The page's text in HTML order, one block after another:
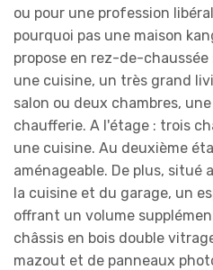
ou pour une profession
pourquoi pas une maison
propose en rez-de-
une cuisine, un très grand
salon ou deux chambres,
chaufferie. A l'étage : trois
une cuisine. Au deuxième
aménageable. De plus, situé
la cuisine et du garage, un
offrant un volume
châssis en bois double
mazout et de panneaux